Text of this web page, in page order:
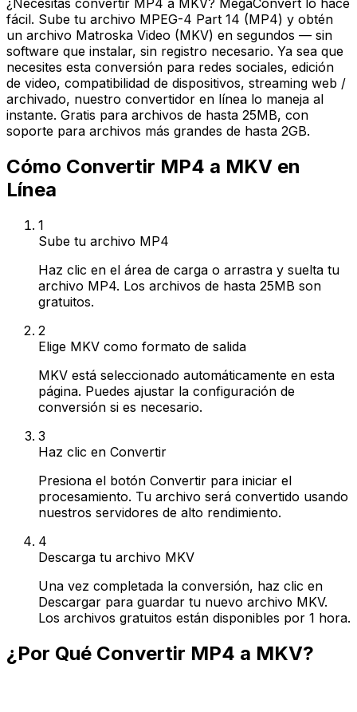
¿Necesitas convertir MP4 a MKV? MegaConvert lo hace
fácil. Sube tu archivo MPEG-4 Part 14 (MP4) y obtén
un archivo Matroska Video (MKV) en segundos — sin
software que instalar, sin registro necesario. Ya sea que
necesites esta conversión para redes sociales, edición
de video, compatibilidad de dispositivos, streaming web /
archivado, nuestro convertidor en línea lo maneja al
instante. Gratis para archivos de hasta 25MB, con
soporte para archivos más grandes de hasta 2GB.
Cómo Convertir MP4 a MKV en
Línea
1
Sube tu archivo MP4
Haz clic en el área de carga o arrastra y suelta tu
archivo MP4. Los archivos de hasta 25MB son
gratuitos.
2
Elige MKV como formato de salida
MKV está seleccionado automáticamente en esta
página. Puedes ajustar la configuración de
conversión si es necesario.
3
Haz clic en Convertir
Presiona el botón Convertir para iniciar el
procesamiento. Tu archivo será convertido usando
nuestros servidores de alto rendimiento.
4
Descarga tu archivo MKV
Una vez completada la conversión, haz clic en
Descargar para guardar tu nuevo archivo MKV.
Los archivos gratuitos están disponibles por 1 hora.
¿Por Qué Convertir MP4 a MKV?